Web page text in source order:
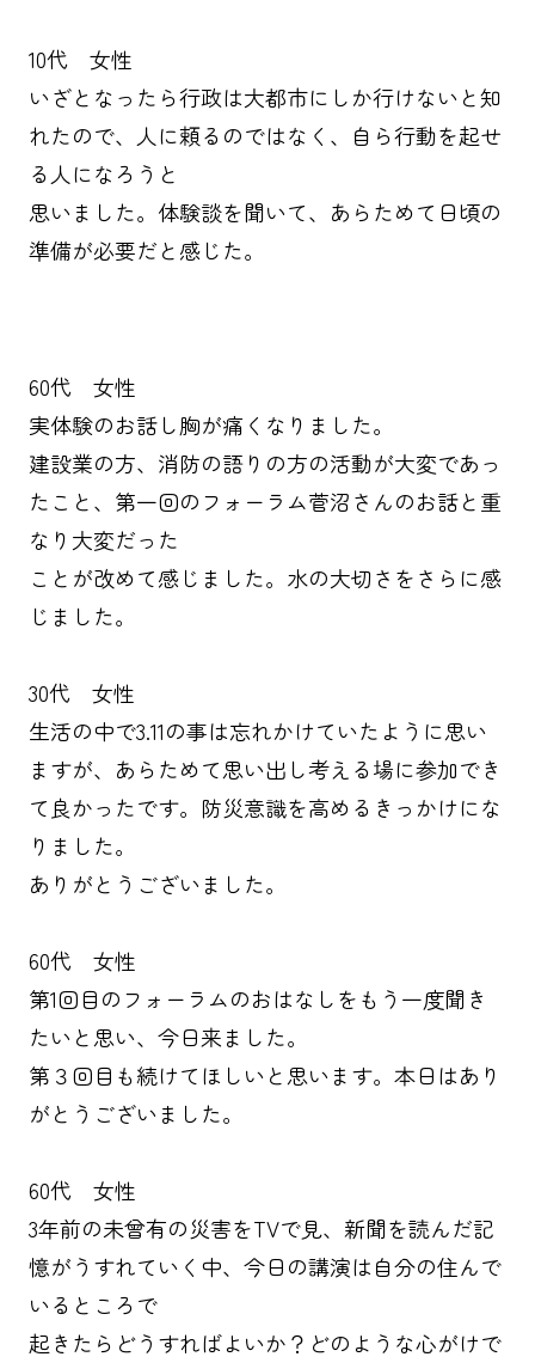
10代 女性
いざとなったら行政は大都市にしか行けないと知
れたので、人に頼るのではなく、自ら行動を起せ
る人になろうと
思いました。体験談を聞いて、あらためて日頃の
準備が必要だと感じた。
60代 女性
実体験のお話し胸が痛くなりました。
建設業の方、消防の語りの方の活動が大変であっ
たこと、第一回のフォーラム菅沼さんのお話と重
なり大変だった
ことが改めて感じました。水の大切さをさらに感
じました。
30代 女性
生活の中で3.11の事は忘れかけていたように思い
ますが、あらためて思い出し考える場に参加でき
て良かったです。防災意識を高めるきっかけにな
りました。
ありがとうございました。
60代 女性
第1回目のフォーラムのおはなしをもう一度聞き
たいと思い、今日来ました。
第３回目も続けてほしいと思います。本日はあり
がとうございました。
60代 女性
3年前の未曾有の災害をTVで見、新聞を読んだ記
憶がうすれていく中、今日の講演は自分の住んで
いるところで
起きたらどうすればよいか？どのような心がけで